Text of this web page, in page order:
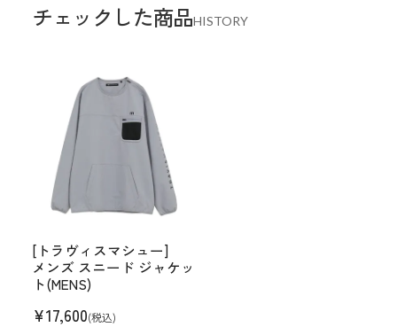
チェックした商品HISTORY
[トラヴィスマシュー]
メンズ スニード ジャケッ
ト(MENS)
¥17,600(税込)